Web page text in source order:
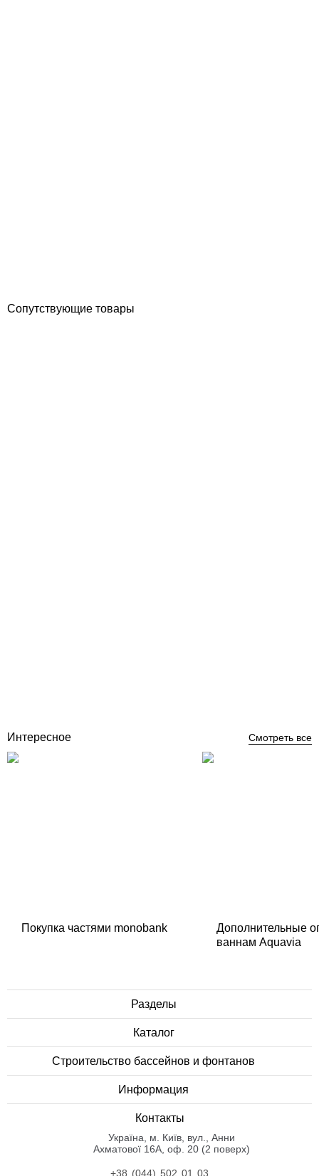
Сопутствующие товары
Интересное Смотреть все
Покупка частями monobank
Дополнительные
ваннам Aquavia
Разделы
Каталог
Строительство бассейнов и фонтанов
Информация
Контакты
Українa, м. Київ, вул., Анни
Ахматової 16А, оф. 20 (2 поверх)
+38 (044) 502 01 03